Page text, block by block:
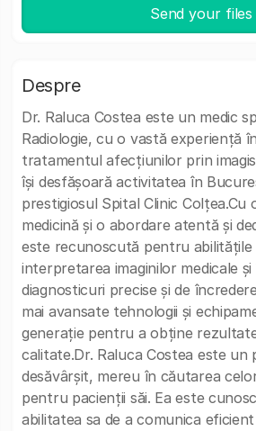
Send your files
Despre
Dr. Raluca Costea este un medic
Radiologie, cu o vastă experiență
tratamentul afecțiunilor prin
își desfășoară activitatea în
prestigiosul Spital Clinic Colțea.Cu
medicină și o abordare atentă și
este recunoscută pentru abilitățile
interpretarea imaginilor medicale
diagnosticuri precise și de
mai avansate tehnologii și
generație pentru a obține
calitate.Dr. Raluca Costea este un
desăvârșit, mereu în căutarea
pentru pacienții săi. Ea este
abilitatea sa de a comunica